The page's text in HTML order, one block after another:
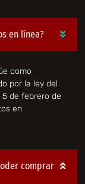
en línea?
como
por la ley del
5 de febrero de
en
comprar